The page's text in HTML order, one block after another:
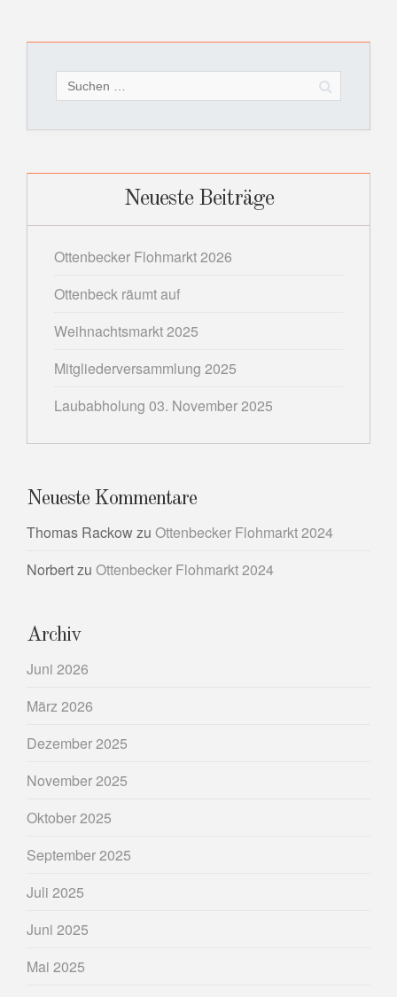
nach:
Neueste Beiträge
Ottenbecker Flohmarkt 2026
Ottenbeck räumt auf
Weihnachtsmarkt 2025
Mitgliederversammlung 2025
Laubabholung 03. November 2025
Neueste Kommentare
Thomas Rackowzu Ottenbecker Flohmarkt 2024
Norbertzu Ottenbecker Flohmarkt 2024
Archiv
Juni 2026
März 2026
Dezember 2025
November 2025
Oktober 2025
September 2025
Juli 2025
Juni 2025
Mai 2025